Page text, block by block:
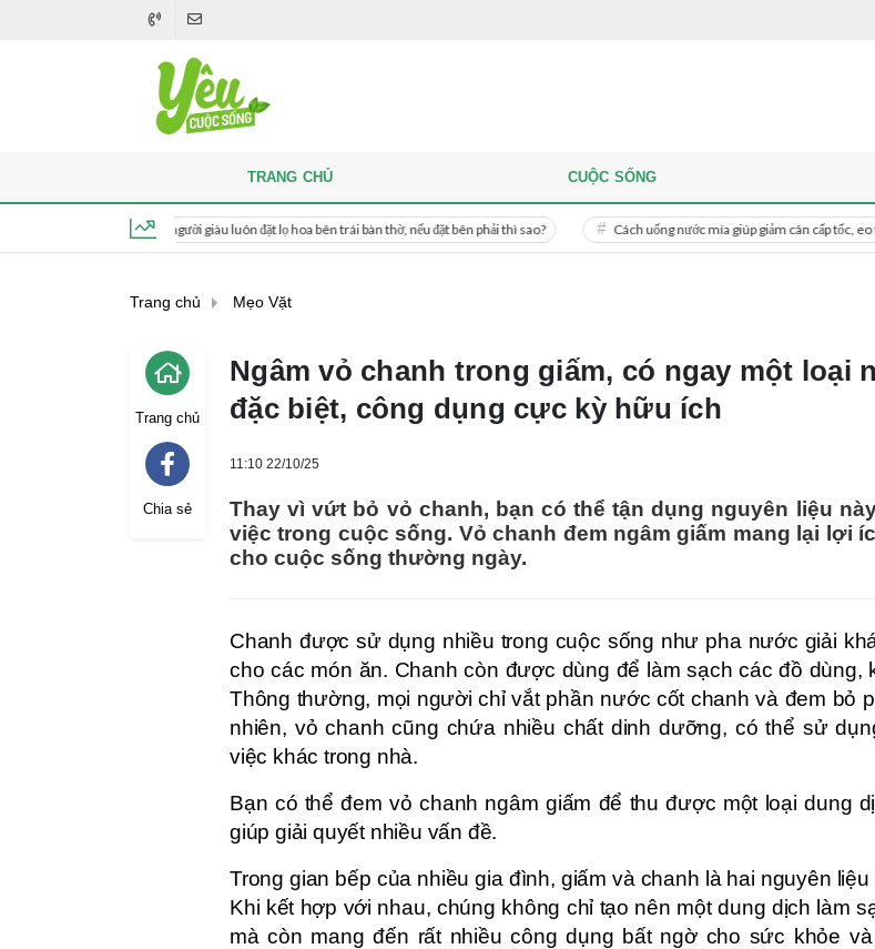
Khi thắp hương, người giàu luôn đặt lọ hoa bên trái bàn thờ, nếu đặt bên phải thì sao? Cách uống nước mía giúp giảm cân cấp tốc, eo thon
TRANG CHỦ CUỘC SỐNG
Trang chủ Mẹo Vặt
Trang chủ
Chia sẻ
Ngâm vỏ chanh trong giấm, có ngay một loại
đặc biệt, công dụng cực kỳ hữu ích
11:10 22/10/25
Thay vì vứt bỏ vỏ chanh, bạn có thể tận dụng nguyên liệu
việc trong cuộc sống. Vỏ chanh đem ngâm giấm mang lại lợi
cho cuộc sống thường ngày.
Chanh được sử dụng nhiều trong cuộc sống như pha nước giải
cho các món ăn. Chanh còn được dùng để làm sạch các đồ dùng,
Thông thường, mọi người chỉ vắt phần nước cốt chanh và đem bỏ
nhiên, vỏ chanh cũng chứa nhiều chất dinh dưỡng, có thể sử
việc khác trong nhà.
Bạn có thể đem vỏ chanh ngâm giấm để thu được một loại dung
giúp giải quyết nhiều vấn đề.
Trong gian bếp của nhiều gia đình, giấm và chanh là hai nguyên liệu
Khi kết hợp với nhau, chúng không chỉ tạo nên một dung dịch làm
mà còn mang đến rất nhiều công dụng bất ngờ cho sức khỏe